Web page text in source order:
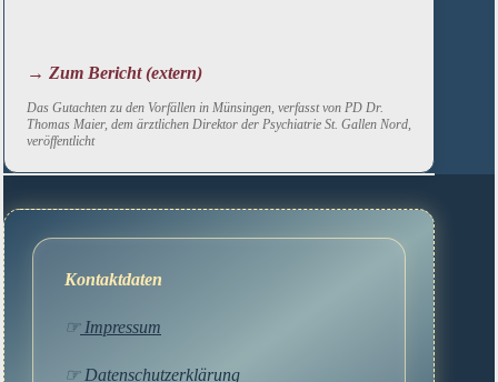
→ Zum Bericht (extern)
Das Gutachten zu den Vorfällen in Münsingen, verfasst von PD Dr.
Thomas Maier, dem ärztlichen Direktor der Psychiatrie St. Gallen Nord,
veröffentlicht
Kontaktdaten
☞Impressum
☞Datenschutzerklärung